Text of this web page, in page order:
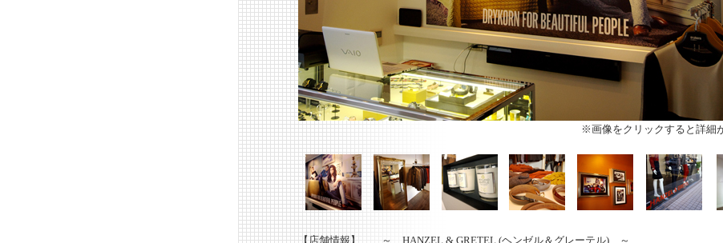
※画像をクリックすると詳細
【店舗情報】 ～ HANZEL & GRETEL (ヘンゼル＆グレーテル) ～